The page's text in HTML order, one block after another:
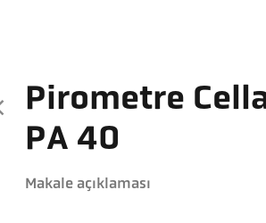
Pirometre
PA 40
Makale açıklaması